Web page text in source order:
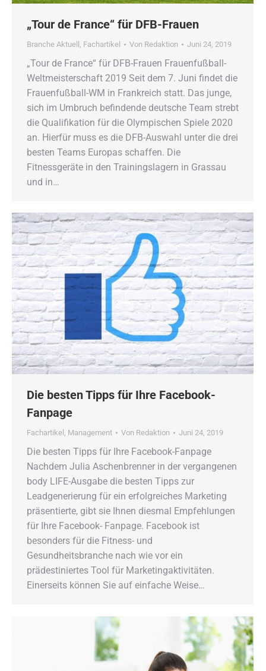
„Tour de France“ für DFB-Frauen
Branche Aktuell Fachartikel Von Redaktion Juni 24, 2019
„Tour de France“ für DFB-Frauen Frauenfußball-
Weltmeisterschaft 2019 Seit dem 7. Juni findet die
Frauenfußball-WM in Frankreich statt. Das junge,
sich im Umbruch befindende deutsche Team strebt
die Qualifikation für die Olympischen Spiele 2020
an. Hierfür muss es die DFB-Auswahl unter die drei
besten Teams Europas schaffen. Die
Fitnessgeräte in den Trainingslagern in Grassau
und in…
Die besten Tipps für Ihre Facebook-
Fanpage
Fachartikel Management Von Redaktion Juni 24, 2019
Die besten Tipps für Ihre Facebook-Fanpage
Nachdem Julia Aschenbrenner in der vergangenen
body LIFE-Ausgabe die besten Tipps zur
Leadgenerierung für ein erfolgreiches Marketing
präsentierte, gibt sie Ihnen diesmal Empfehlungen
für Ihre Facebook- Fanpage. Facebook ist
besonders für die Fitness- und
Gesundheitsbranche nach wie vor ein
prädestiniertes Tool für Marketingaktivitäten.
Einerseits können Sie auf einfache Weise…